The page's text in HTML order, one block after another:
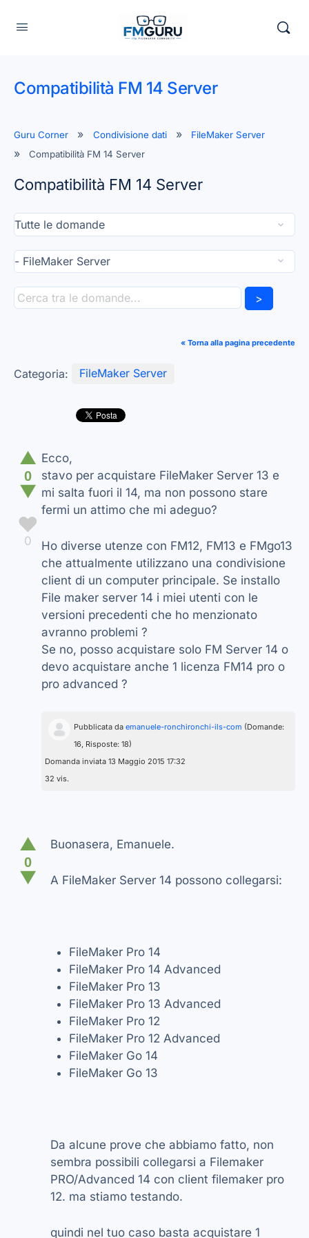
Compatibilità FM 14 Server
Guru Corner Condivisione dati
FileMaker Server
Compatibilità FM 14 Server
Compatibilità FM 14 Server
>
« Torna alla pagina precedente
Categoria: FileMaker Server
▲
0
▼
♥
0
Ecco,
stavo per acquistare FileMaker Server 13 e
mi salta fuori il 14, ma non possono stare
fermi un attimo che mi adeguo?
Ho diverse utenze con FM12, FM13 e FMgo13
che attualmente utilizzano una condivisione
client di un computer principale. Se installo
File maker server 14 i miei utenti con le
versioni precedenti che ho menzionato
avranno problemi ?
Se no, posso acquistare solo FM Server 14 o
devo acquistare anche 1 licenza FM14 pro o
pro advanced ?
Pubblicata da emanuele-ronchironchi-ils-com (Domande:
16, Risposte: 18)
Domanda inviata 13 Maggio 2015 17:32
32 vis.
▲
0
▼
Buonasera, Emanuele.
A FileMaker Server 14 possono collegarsi:
FileMaker Pro 14
FileMaker Pro 14 Advanced
FileMaker Pro 13
FileMaker Pro 13 Advanced
FileMaker Pro 12
FileMaker Pro 12 Advanced
FileMaker Go 14
FileMaker Go 13
Da alcune prove che abbiamo fatto, non
sembra possibili collegarsi a Filemaker
PRO/Advanced 14 con client filemaker pro
12. ma stiamo testando.
quindi nel tuo caso basta acquistare 1